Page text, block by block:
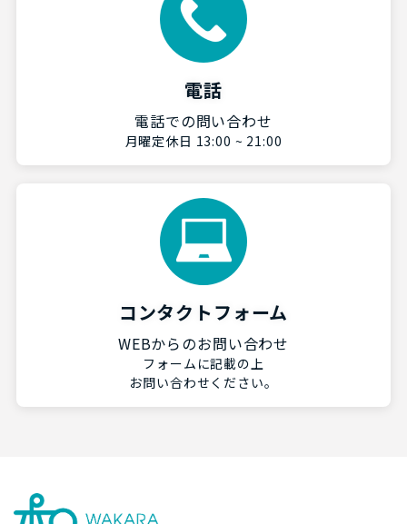
電話
電話での問い合わせ
月曜定休日 13:00 ~ 21:00
コンタクトフォーム
WEBからのお問い合わせ
フォームに記載の上
お問い合わせください。